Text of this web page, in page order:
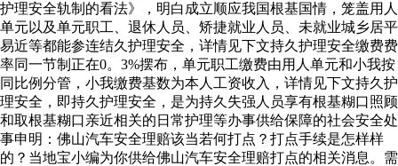
护理安全轨制的看法》，明白成立顺应我国根基国情，笼盖用人
单元以及单元职工、退休人员、矫捷就业人员、未就业城乡居平
易近等都能参连结久护理安全，详情见下文持久护理安全缴费费
率同一节制正在0。3%摆布，单元职工缴费由用人单元和小我按
同比例分管，小我缴费基数为本人工资收入，详情见下文持久护
理安全，即持久护理安全，是为持久失强人员享有根基糊口照顾
和取根基糊口亲近相关的日常护理等办事供给保障的社会安全处
事申明：佛山汽车安全理赔该当若何打点？打点手续是怎样样
的？当地宝小编为你供给佛山汽车安全理赔打点的相关消息。需